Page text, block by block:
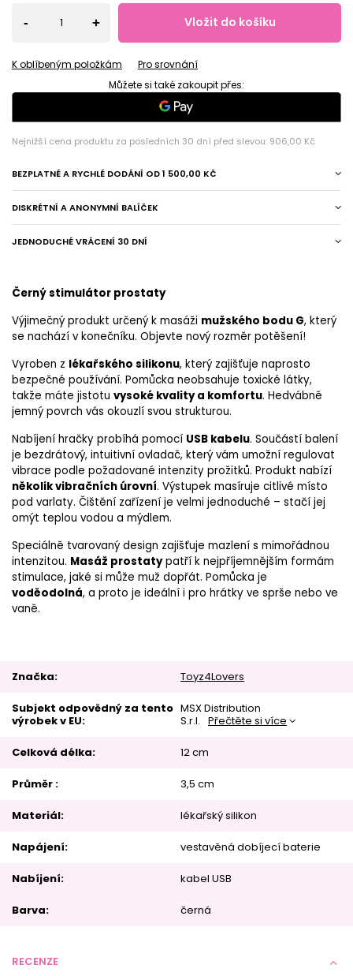
- + Vložit do košíku
K oblíbeným položkám
Pro srovnání
Můžete si také zakoupit přes:
Nejnižší cena produktu za posledních 30 dní před slevou: 906,00 Kč
BEZPLATNÉ A RYCHLÉ DODÁNÍ OD1 500,00 KČ
DISKRÉTNÍ A ANONYMNÍ BALÍČEK
JEDNODUCHÉ VRÁCENÍ 30 DNÍ
Černý stimulátor prostaty
Výjimečný produkt určený k masáži mužského bodu G, který
se nachází v konečníku. Objevte nový rozměr potěšení!
Vyroben z lékařského silikonu, který zajišťuje naprosto
bezpečné používání. Pomůcka neobsahuje toxické látky,
takže máte jistotu vysoké kvality a komfortu. Hedvábně
jemný povrch vás okouzlí svou strukturou.
Nabíjení hračky probíhá pomocí USB kabelu. Součástí balení
je bezdrátový, intuitivní ovladač, který vám umožní regulovat
vibrace podle požadované intenzity prožitků. Produkt nabízí
několik vibračních úrovní. Výstupek masíruje citlivé místo
pod varlaty. Čištění zařízení je velmi jednoduché – stačí jej
omýt teplou vodou a mýdlem.
Speciálně tvarovaný design zajišťuje mazlení s mimořádnou
intenzitou. Masáž prostatypatří k nejpříjemnějším formám
stimulace, jaké si může muž dopřát. Pomůcka je
voděodolná, a proto je ideální i pro hrátky ve sprše nebo ve
vaně.
Značka Toyz4Lovers
Subjekt odpovědný za tento
výrobek v EU
MSX Distribution
S.r.l. Přečtěte si více
Celková délka 12 cm
Průměr 3,5 cm
Materiál lékařský silikon
Napájení vestavěná dobíjecí baterie
Nabíjení kabel USB
Barva černá
RECENZE